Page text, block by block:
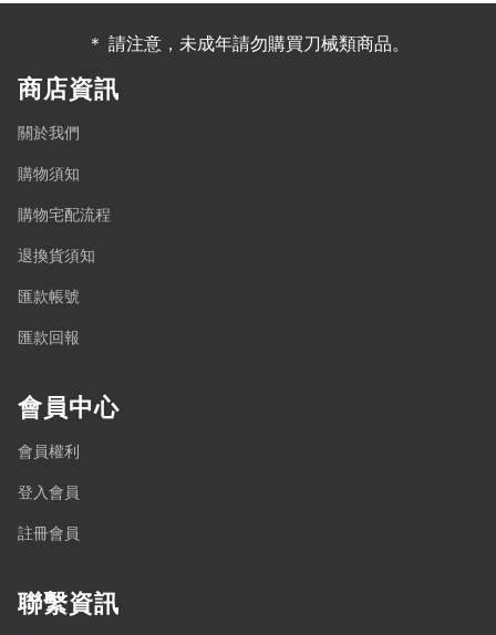
＊ 請注意，未成年請勿購買刀械類商品。
商店資訊
關於我們
購物須知
購物宅配流程
退換貨須知
匯款帳號
匯款回報
會員中心
會員權利
登入會員
註冊會員
聯繫資訊